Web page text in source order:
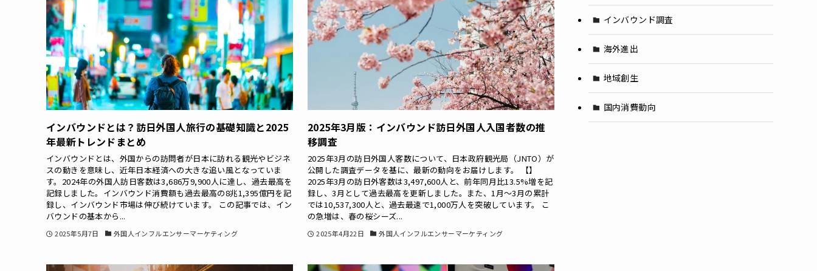
インバウンドとは？訪日外国人旅行の基礎知識と2025
年最新トレンドまとめ
インバウンドとは、外国からの訪問者が日本に訪れる観光やビジネ
スの動きを意味し、近年日本経済への大きな追い風となっていま
す。2024年の外国人訪日客数は3,686万9,900人に達し、過去最高を
記録しました。インバウンド消費額も過去最高の8兆1,395億円を記
録し、インバウンド市場は伸び続けています。 この記事では、イン
バウンドの基本から...
2025年5月7日 外国人インフルエンサーマーケティング
2025年3月版：インバウンド訪日外国人入国者数の推
移調査
2025年3月の訪日外国人客数について、日本政府観光局（JNTO）が
公開した調査データを基に、最新の動向をお届けします。 【】
2025年3月の訪日外客数は3,497,600人と、前年同月比13.5%増を記
録し、3月として過去最高を更新しました。また、1月〜3月の累計
では10,537,300人と、過去最速で1,000万人を突破しています。 こ
の急増は、春の桜シーズ...
2025年4月22日 外国人インフルエンサーマーケティング
インバウンド調査
海外進出
地域創生
国内消費動向